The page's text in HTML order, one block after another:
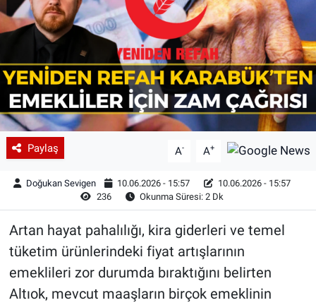
Paylaş A- A+
Doğukan Sevigen 10.06.2026 - 15:57
10.06.2026 - 15:57
236
Okunma Süresi: 2 Dk
Artan hayat pahalılığı, kira giderleri ve temel
tüketim ürünlerindeki fiyat artışlarının
emeklileri zor durumda bıraktığını belirten
Altıok, mevcut maaşların birçok emeklinin